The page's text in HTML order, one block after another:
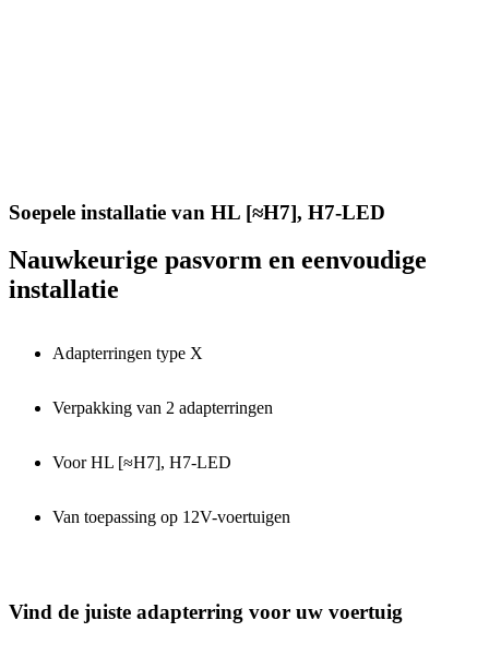
Soepele installatie van HL [≈H7], H7-LED
Nauwkeurige pasvorm en eenvoudige
installatie
Adapterringen type X
Verpakking van 2 adapterringen
Voor HL [≈H7], H7-LED
Van toepassing op 12V-voertuigen
Vind de juiste adapterring voor uw voertuig